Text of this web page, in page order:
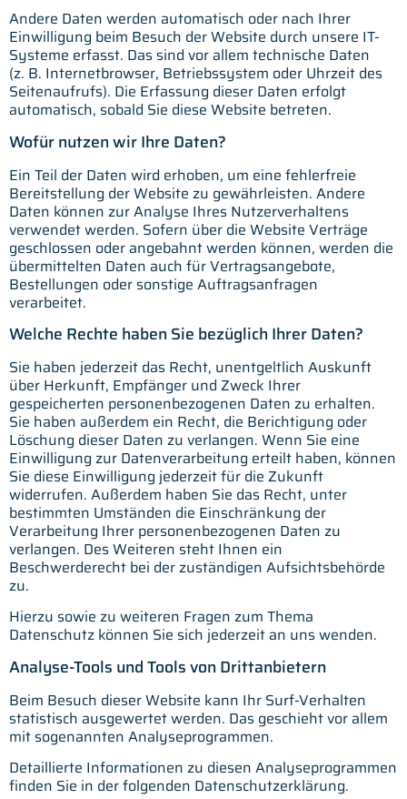
Andere Daten werden automatisch oder nach Ihrer
Einwilligung beim Besuch der Website durch unsere IT-
Systeme erfasst. Das sind vor allem technische Daten
(z. B. Internetbrowser, Betriebssystem oder Uhrzeit des
Seitenaufrufs). Die Erfassung dieser Daten erfolgt
automatisch, sobald Sie diese Website betreten.
Wofür nutzen wir Ihre Daten?
Ein Teil der Daten wird erhoben, um eine fehlerfreie
Bereitstellung der Website zu gewährleisten. Andere
Daten können zur Analyse Ihres Nutzerverhaltens
verwendet werden. Sofern über die Website Verträge
geschlossen oder angebahnt werden können, werden die
übermittelten Daten auch für Vertragsangebote,
Bestellungen oder sonstige Auftragsanfragen
verarbeitet.
Welche Rechte haben Sie bezüglich Ihrer Daten?
Sie haben jederzeit das Recht, unentgeltlich Auskunft
über Herkunft, Empfänger und Zweck Ihrer
gespeicherten personenbezogenen Daten zu erhalten.
Sie haben außerdem ein Recht, die Berichtigung oder
Löschung dieser Daten zu verlangen. Wenn Sie eine
Einwilligung zur Datenverarbeitung erteilt haben, können
Sie diese Einwilligung jederzeit für die Zukunft
widerrufen. Außerdem haben Sie das Recht, unter
bestimmten Umständen die Einschränkung der
Verarbeitung Ihrer personenbezogenen Daten zu
verlangen. Des Weiteren steht Ihnen ein
Beschwerderecht bei der zuständigen Aufsichtsbehörde
zu.
Hierzu sowie zu weiteren Fragen zum Thema
Datenschutz können Sie sich jederzeit an uns wenden.
Analyse-Tools und Tools von Dritt­anbietern
Beim Besuch dieser Website kann Ihr Surf-Verhalten
statistisch ausgewertet werden. Das geschieht vor allem
mit sogenannten Analyseprogrammen.
Detaillierte Informationen zu diesen Analyseprogrammen
finden Sie in der folgenden Datenschutzerklärung.